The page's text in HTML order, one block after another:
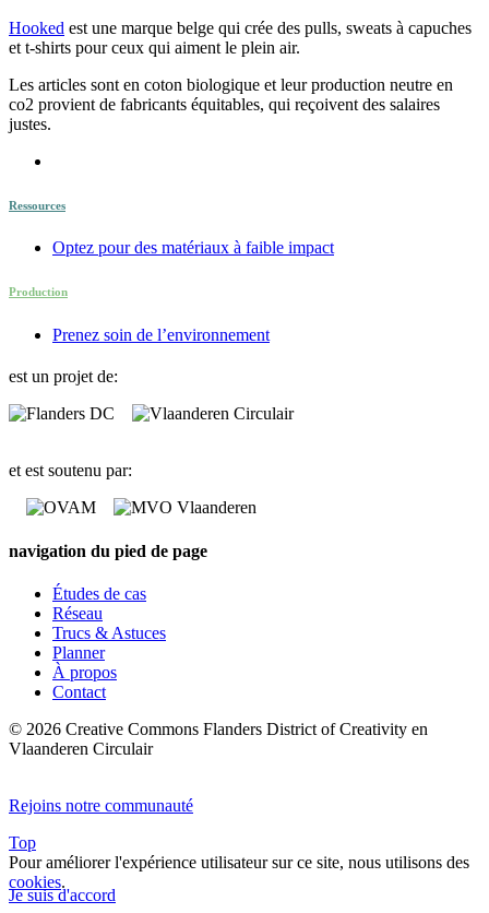
Hooked est une marque belge qui crée des pulls, sweats à capuches
et t-shirts pour ceux qui aiment le plein air.
Les articles sont en coton biologique et leur production neutre en
co2 provient de fabricants équitables, qui reçoivent des salaires
justes.
Ressources
Optez pour des matériaux à faible impact
Production
Prenez soin de l’environnement
est un projet de:
et est soutenu par:
navigation du pied de page
Études de cas
Réseau
Trucs & Astuces
Planner
À propos
Contact
© 2026 Creative Commons Flanders District of Creativity en
Vlaanderen Circulair
Rejoins notre communauté
Top
Pour améliorer l'expérience utilisateur sur ce site, nous utilisons des
cookies.
Je suis d'accord